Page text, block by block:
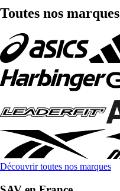
Toutes nos marques
Découvrir toutes nos marques